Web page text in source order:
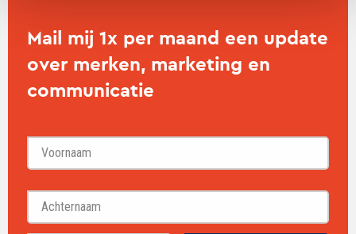
Mail mij 1x per maand een update
over merken, marketing en
communicatie
Voornaam